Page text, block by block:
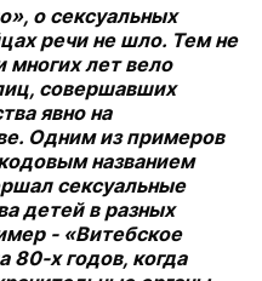
о сексуальных
речи не шло. Тем не
лет вело
совершавших
явно на
Одним из примеров
названием
сексуальные
детей в разных
- «Витебское
80-х годов, когда